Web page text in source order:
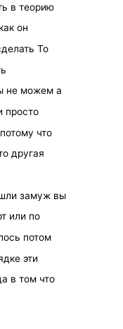
в теорию
он
То
не можем а
просто
что
другая
замуж вы
или по
потом
эти
в том что